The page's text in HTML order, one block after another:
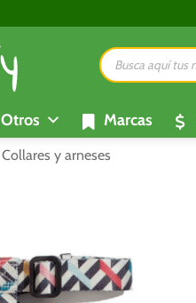
Búsqueda
de
productos
Otros Marcas
Collares y arneses